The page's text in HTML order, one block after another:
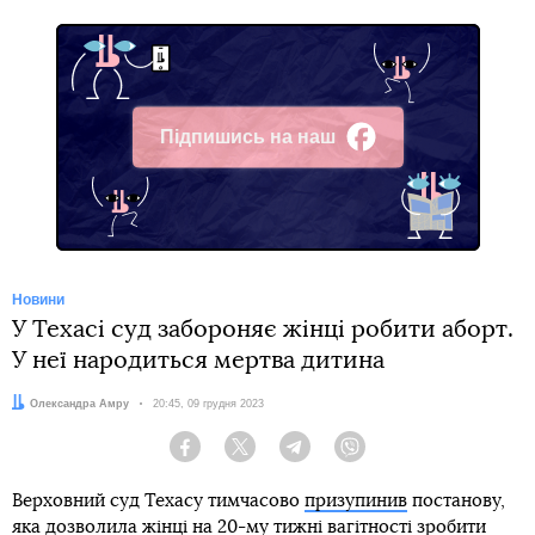
Підпишись на наш
Facebook
Новини
У Техасі суд забороняє жінці робити аборт.
У неї народиться мертва дитина
Автор:
Олександра Амру Дата:
20:45, 09 грудня 2023
Facebook Twitter Telegram
Верховний суд Техасу тимчасово призупинив постанову,
яка дозволила жінці на 20-му тижні вагітності зробити